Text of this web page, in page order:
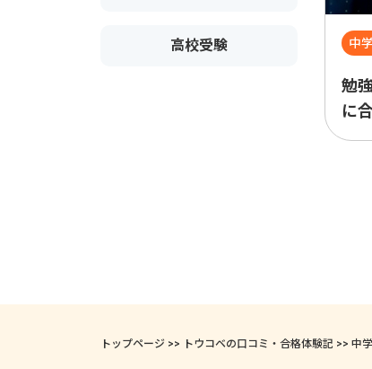
高校受験
勉
に
中
トップページ >> トウコベの口コミ・合格体験記 >> 中